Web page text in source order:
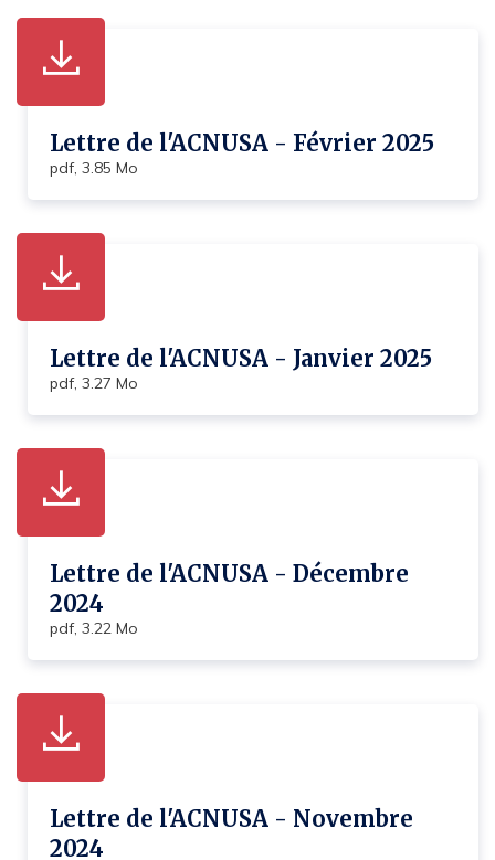
Lettre de l'ACNUSA - Février 2025
pdf, 3.85 Mo
Lettre de l'ACNUSA - Janvier 2025
pdf, 3.27 Mo
Lettre de l'ACNUSA - Décembre
2024
pdf, 3.22 Mo
Lettre de l'ACNUSA - Novembre
2024